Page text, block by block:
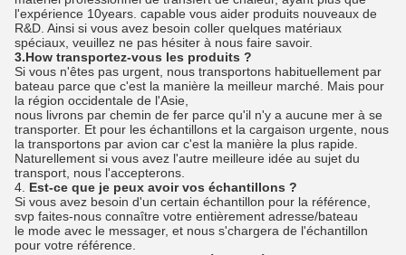
l'expérience 10years. capable vous aider produits nouveaux de
R&D. Ainsi si vous avez besoin coller quelques matériaux
spéciaux, veuillez ne pas hésiter à nous faire savoir.
3.How transportez-vous les produits ?
Si vous n'êtes pas urgent, nous transportons habituellement par
bateau parce que c'est la manière la meilleur marché. Mais pour
la région occidentale de l'Asie,
nous livrons par chemin de fer parce qu'il n'y a aucune mer à se
transporter. Et pour les échantillons et la cargaison urgente, nous
la transportons par avion car c'est la manière la plus rapide.
Naturellement si vous avez l'autre meilleure idée au sujet du
transport, nous l'accepterons.
4. Est-ce que je peux avoir vos échantillons ?
Si vous avez besoin d'un certain échantillon pour la référence,
svp faites-nous connaître votre entièrement adresse/bateau
le mode avec le messager, et nous s'chargera de l'échantillon
pour votre référence.